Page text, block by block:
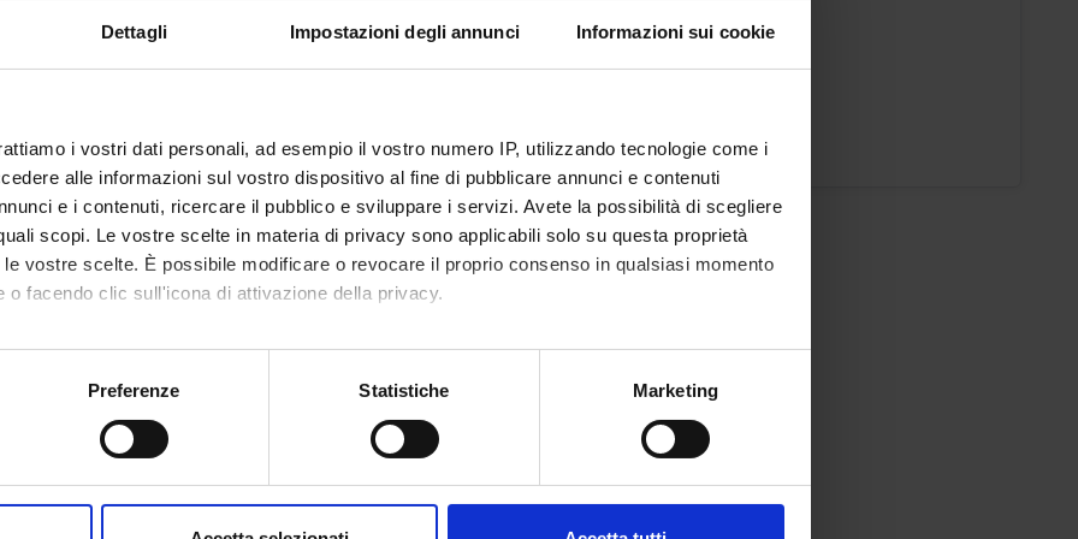
Dettagli Impostazioni degli annunci Informazioni sui cookie
i vostri dati personali, ad esempio il vostro numero IP, utilizzando tecnologie come i
alle informazioni sul vostro dispositivo al fine di pubblicare annunci e contenuti
e i contenuti, ricercare il pubblico e sviluppare i servizi. Avete la possibilità di scegliere
scopi. Le vostre scelte in materia di privacy sono applicabili solo su questa proprietà
vostre scelte. È possibile modificare o revocare il proprio consenso in qualsiasi momento
o facendo clic sull'icona di attivazione della privacy.
anche:
sulla tua posizione geografica, con un'approssimazione di qualche metro,
in qualsiasi momento dalla Dichiarazione sui cookie.
Preferenze Statistiche Marketing
SANITARIE
Academic staff
Elena Bravi
Lessons timetable
TERAPEUTICA
SANITARIE